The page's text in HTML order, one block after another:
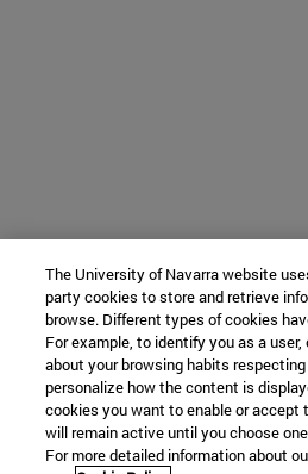
The University of Navarra website
party cookies to store and retrieve
browse. Different types of cookies
For example, to identify you as a
about your browsing habits
personalize how the content is
cookies you want to enable or accept
will remain active until you choose
For more detailed information about